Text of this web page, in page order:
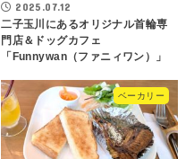
2025.07.12
二子玉川にあるオリジナル首輪専
門店＆ドッグカフェ
「Funnywan（ファニィワン）」
ベーカリー